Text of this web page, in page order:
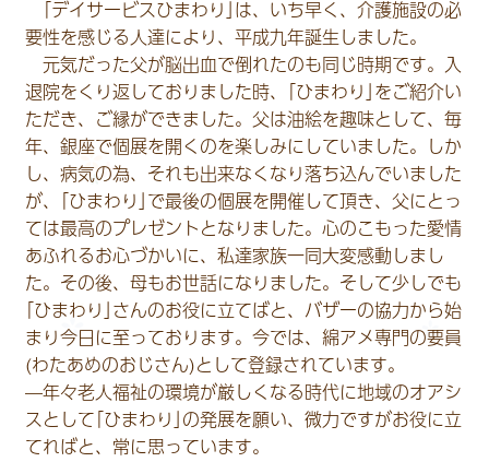
｢デイサービスひまわり｣は、いち早く、介護施設の必
要性を感じる人達により、平成九年誕生しました。
元気だった父が脳出血で倒れたのも同じ時期です。入
退院をくり返しておりました時、｢ひまわり｣をご紹介い
ただき、ご縁ができました。父は油絵を趣味として、毎
年、銀座で個展を開くのを楽しみにしていました。しか
し、病気の為、それも出来なくなり落ち込んでいました
が、｢ひまわり｣で最後の個展を開催して頂き、父にとっ
ては最高のプレゼントとなりました。心のこもった愛情
あふれるお心づかいに、私達家族一同大変感動しまし
た。その後、母もお世話になりました。そして少しでも
｢ひまわり｣さんのお役に立てばと、バザーの協力から始
まり今日に至っております。今では、綿アメ専門の要員
(わたあめのおじさん)として登録されています。
—年々老人福祉の環境が厳しくなる時代に地域のオアシ
スとして｢ひまわり｣の発展を願い、微力ですがお役に立
てればと、常に思っています。